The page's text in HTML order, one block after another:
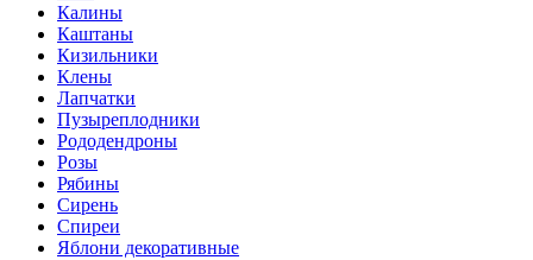
Калины
Каштаны
Кизильники
Клены
Лапчатки
Пузыреплодники
Рододендроны
Розы
Рябины
Сирень
Спиреи
Яблони декоративные